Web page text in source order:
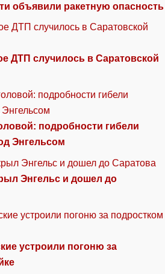
объявили ракетную опасность
ДТП случилось в Саратовской
подробности гибели
Энгельсом
Энгельс и дошел до
устроили погоню за